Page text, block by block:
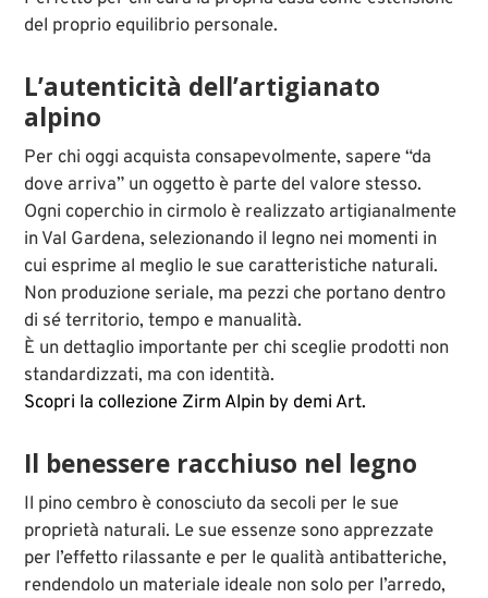
del proprio equilibrio personale.
L’autenticità dell’artigianato
alpino
Per chi oggi acquista consapevolmente, sapere “da
dove arriva” un oggetto è parte del valore stesso.
Ogni coperchio in cirmolo è realizzato artigianalmente
in Val Gardena, selezionando il legno nei momenti in
cui esprime al meglio le sue caratteristiche naturali.
Non produzione seriale, ma pezzi che portano dentro
di sé territorio, tempo e manualità.
È un dettaglio importante per chi sceglie prodotti non
standardizzati, ma con identità.
Scopri la collezione Zirm Alpin by demi Art.
Il benessere racchiuso nel legno
Il pino cembro è conosciuto da secoli per le sue
proprietà naturali. Le sue essenze sono apprezzate
per l’effetto rilassante e per le qualità antibatteriche,
rendendolo un materiale ideale non solo per l’arredo,